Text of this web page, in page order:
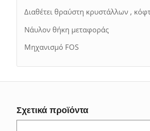
Διαθέτει θραύστη κρυστάλλων ,
Νάυλον θήκη μεταφοράς
Μηχανισμό FOS
Σχετικά προϊόντα